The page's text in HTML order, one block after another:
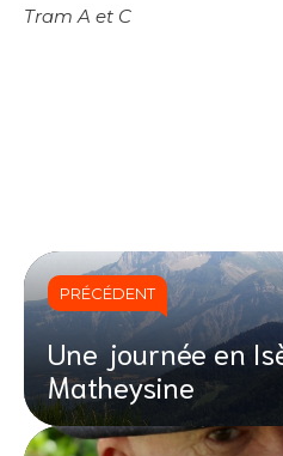
Tram A et C
PRÉCÉDENT
Une journée en
Matheysine